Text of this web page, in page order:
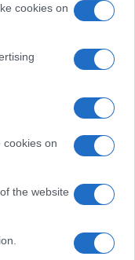
cookies on
cookies on
the website
del